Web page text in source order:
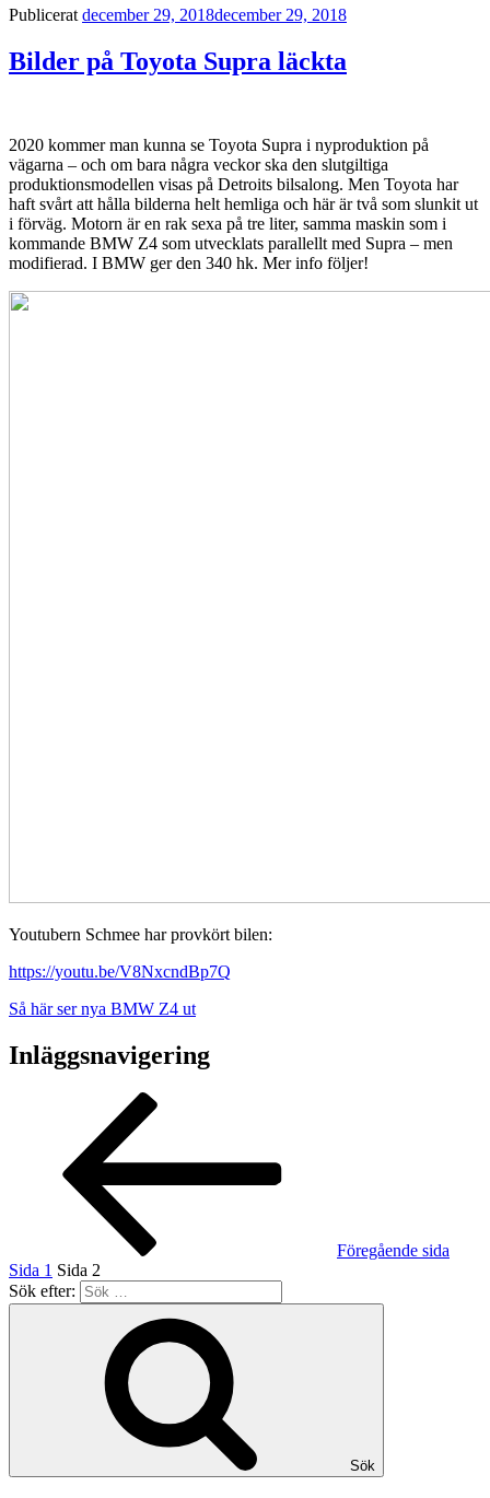
Publicerat december 29, 2018december 29, 2018
Bilder på Toyota Supra läckta
2020 kommer man kunna se Toyota Supra i nyproduktion på
vägarna – och om bara några veckor ska den slutgiltiga
produktionsmodellen visas på Detroits bilsalong. Men Toyota har
haft svårt att hålla bilderna helt hemliga och här är två som slunkit ut
i förväg. Motorn är en rak sexa på tre liter, samma maskin som i
kommande BMW Z4 som utvecklats parallellt med Supra – men
modifierad. I BMW ger den 340 hk. Mer info följer!
Youtubern Schmee har provkört bilen:
https://youtu.be/V8NxcndBp7Q
Så här ser nya BMW Z4 ut
Inläggsnavigering
Föregående sida
Sida 1 Sida 2
Sök efter:
Sök